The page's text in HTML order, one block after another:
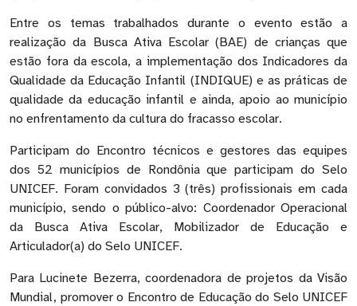
Entre os temas trabalhados durante o evento estão a
realização da Busca Ativa Escolar (BAE) de crianças que
estão fora da escola, a implementação dos Indicadores da
Qualidade da Educação Infantil (INDIQUE) e as práticas de
qualidade da educação infantil e ainda, apoio ao município
no enfrentamento da cultura do fracasso escolar.
Participam do Encontro técnicos e gestores das equipes
dos 52 municípios de Rondônia que participam do Selo
UNICEF. Foram convidados 3 (três) profissionais em cada
município, sendo o público-alvo: Coordenador Operacional
da Busca Ativa Escolar, Mobilizador de Educação e
Articulador(a) do Selo UNICEF.
Para Lucinete Bezerra, coordenadora de projetos da Visão
Mundial, promover o Encontro de Educação do Selo UNICEF